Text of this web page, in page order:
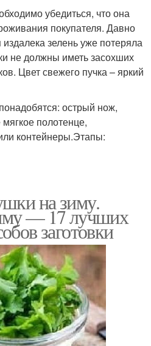
убедиться, что она
покупателя. Давно
зелень уже потеряла
не должны иметь засохших
Цвет свежего пучка – яркий
острый нож,
полотенце,
контейнеры.Этапы:
на зиму.
— 17 лучших
заготовки